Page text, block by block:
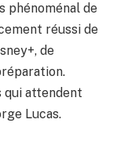
phénoménal de
réussi de
de
qui attendent
Lucas.